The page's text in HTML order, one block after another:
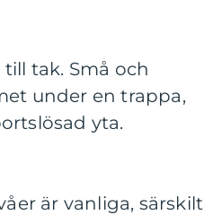
tak. Små och
under en trappa,
yta.
är vanliga, särskilt